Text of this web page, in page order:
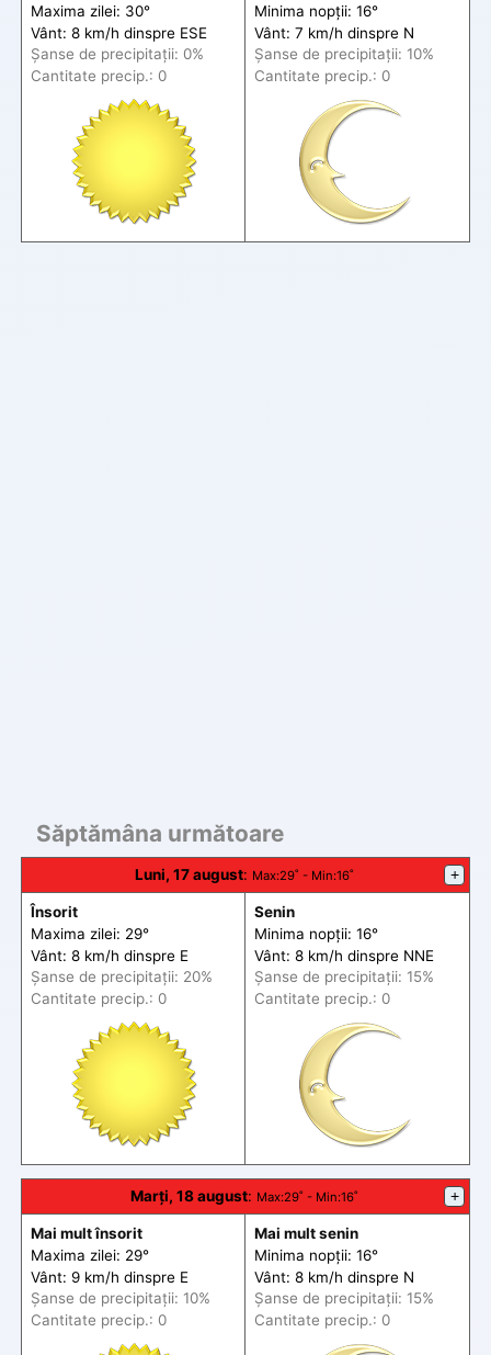
Maxima zilei: 30°
Vânt: 8 km/h dinspre ESE
Șanse de precipitații: 0%
Cantitate precip.: 0
Minima nopții: 16°
Vânt: 7 km/h dinspre N
Șanse de precipitații: 10%
Cantitate precip.: 0
Săptămâna următoare
Luni, 17 august: Max:29˚ - Min:16˚ +
Însorit
Maxima zilei: 29°
Vânt: 8 km/h dinspre E
Șanse de precipitații: 20%
Cantitate precip.: 0
Senin
Minima nopții: 16°
Vânt: 8 km/h dinspre NNE
Șanse de precipitații: 15%
Cantitate precip.: 0
Marți, 18 august: Max:29˚ - Min:16˚ +
Mai mult însorit
Maxima zilei: 29°
Vânt: 9 km/h dinspre E
Șanse de precipitații: 10%
Cantitate precip.: 0
Mai mult senin
Minima nopții: 16°
Vânt: 8 km/h dinspre N
Șanse de precipitații: 15%
Cantitate precip.: 0